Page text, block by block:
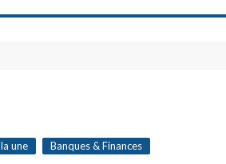
Banques & Finances
Défense & Aéronautique
une Banques & Finances